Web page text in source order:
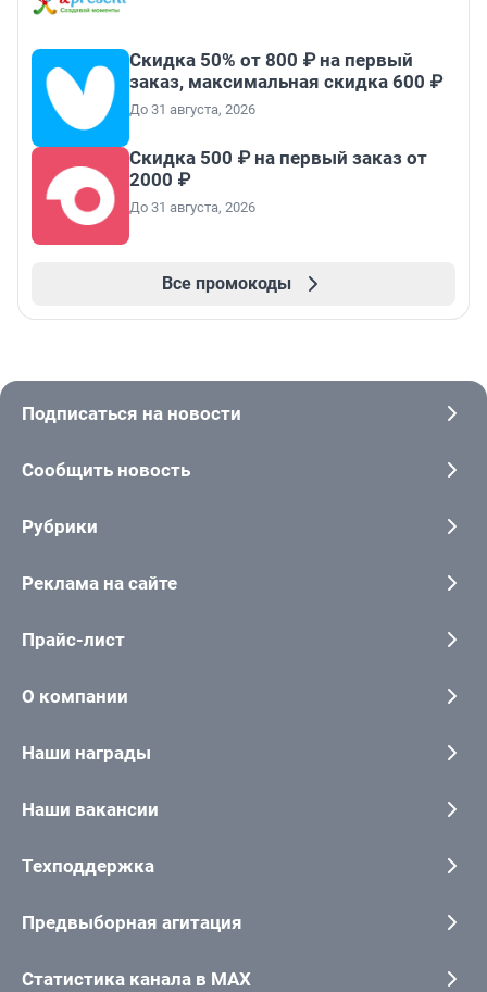
Скидка 50% от 800 ₽ на первый
заказ, максимальная скидка 600 ₽
До 31 августа, 2026
Скидка 500 ₽ на первый заказ от
2000 ₽
До 31 августа, 2026
Все промокоды
Подписаться на новости
Сообщить новость
Рубрики
Реклама на сайте
Прайс-лист
О компании
Наши награды
Наши вакансии
Техподдержка
Предвыборная агитация
Статистика канала в MAX